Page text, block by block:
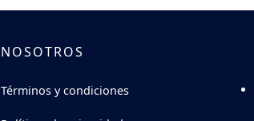
NOSOTROS
Términos y condiciones